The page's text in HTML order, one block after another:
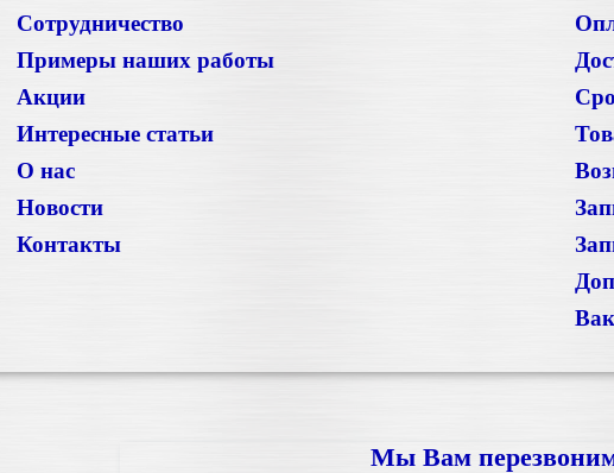
Сотрудничество
Примеры наших работы
Акции
Интересные статьи
О нас
Новости
Контакты
Мы Вам